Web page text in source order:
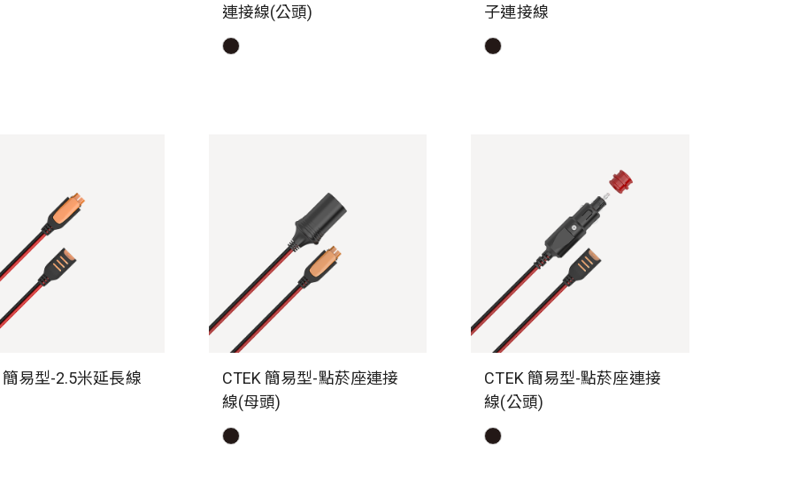
連接線(公頭)
子連接線
簡易型-2.5米延長線
CTEK 簡易型-點菸座連接
線(母頭)
CTEK 簡易型-點菸座連接
線(公頭)